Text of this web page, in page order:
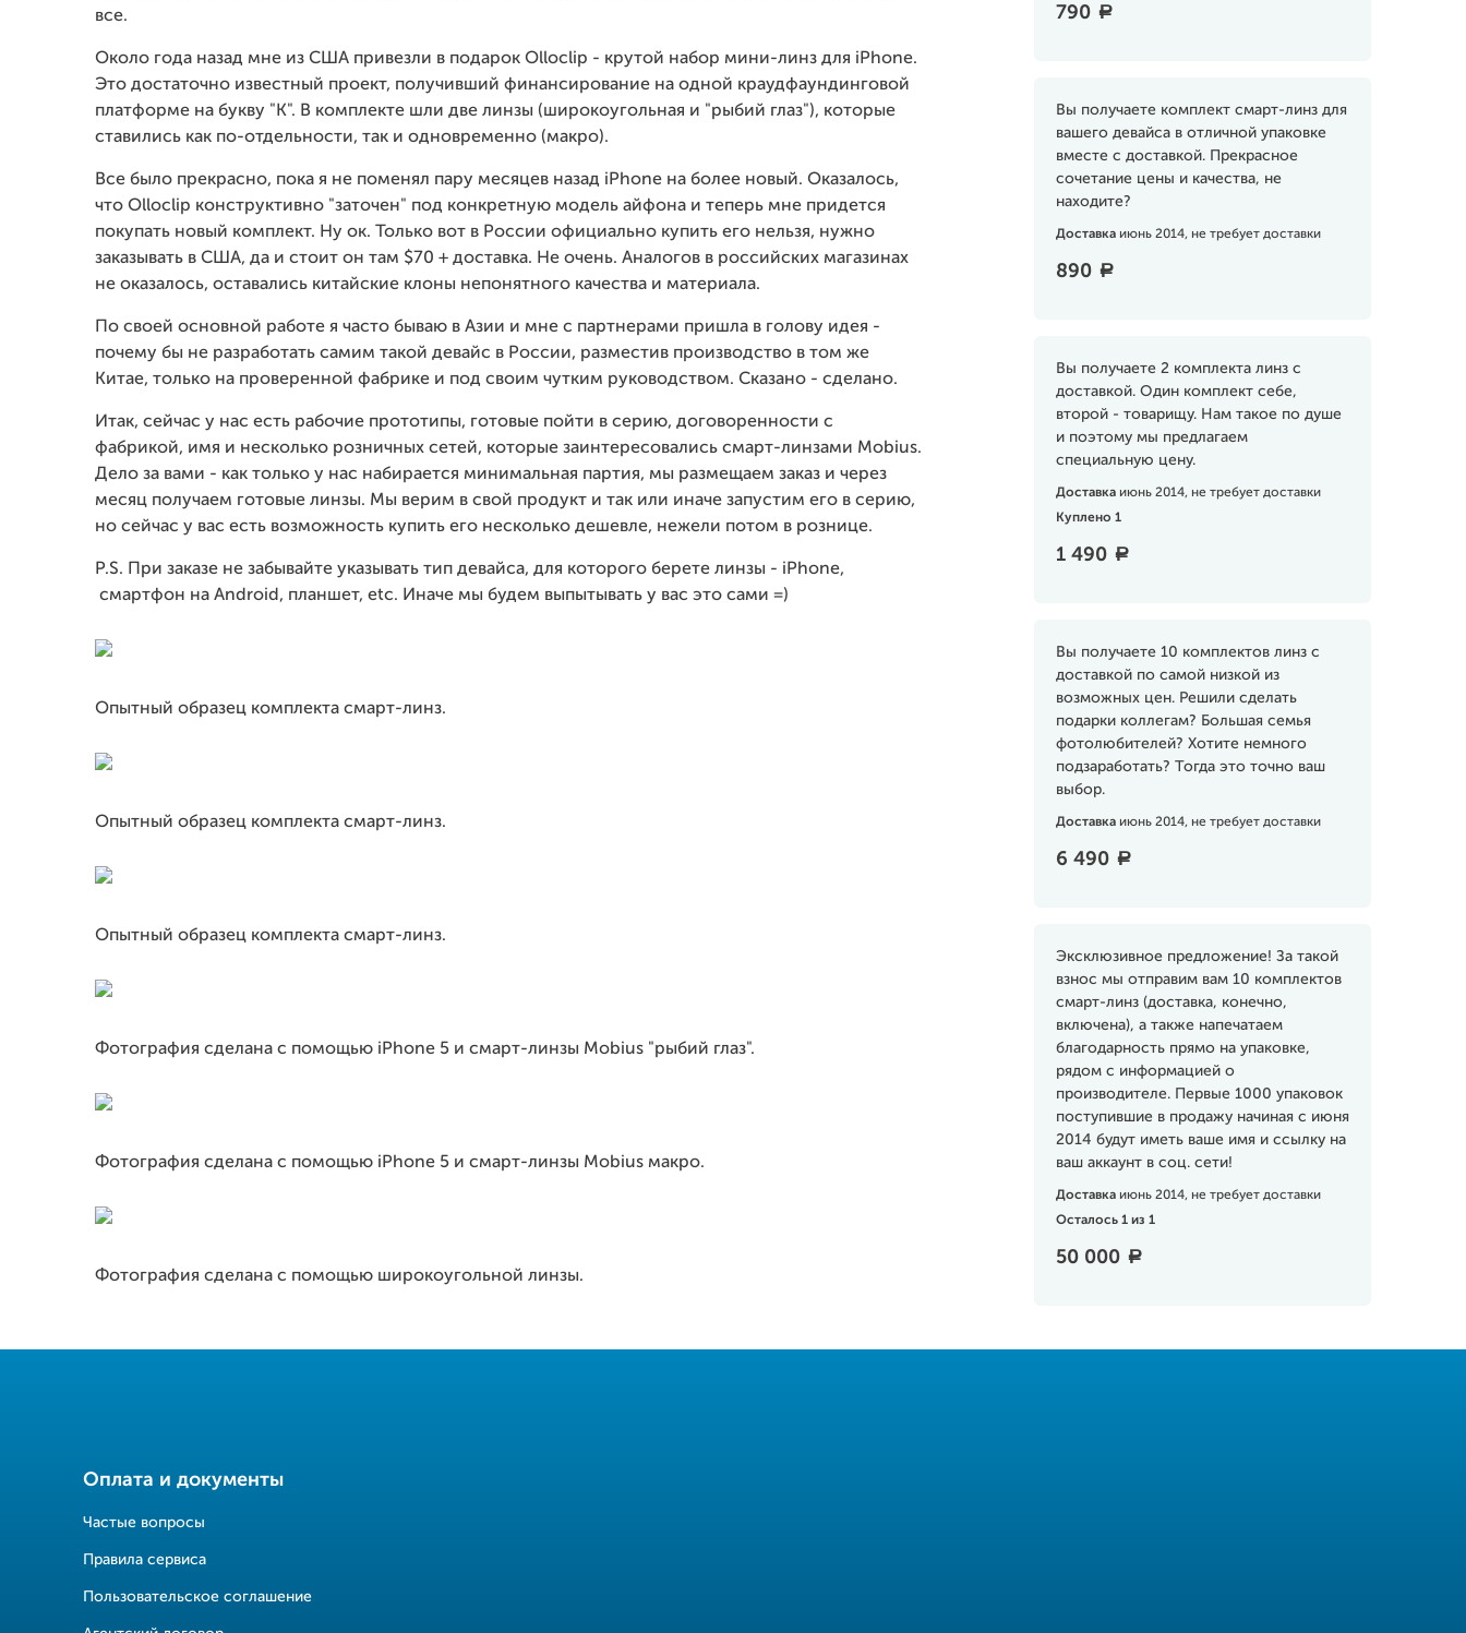
790 a
Вы получаете комплект смарт-линз для
вашего девайса в отличной упаковке
вместе с доставкой. Прекрасное
сочетание цены и качества, не
находите?
Доставка июнь 2014, не требует доставки
890 a
Вы получаете 2 комплекта линз с
доставкой. Один комплект себе,
второй - товарищу. Нам такое по душе
и поэтому мы предлагаем
специальную цену.
Доставка июнь 2014, не требует доставки
Куплено 1
1 490 a
Вы получаете 10 комплектов линз с
доставкой по самой низкой из
возможных цен. Решили сделать
подарки коллегам? Большая семья
фотолюбителей? Хотите немного
подзаработать? Тогда это точно ваш
выбор.
Доставка июнь 2014, не требует доставки
6 490 a
Эксклюзивное предложение! За такой
взнос мы отправим вам 10 комплектов
смарт-линз (доставка, конечно,
включена), а также напечатаем
благодарность прямо на упаковке,
рядом с информацией о
производителе. Первые 1000 упаковок
поступившие в продажу начиная с июня
2014 будут иметь ваше имя и ссылку на
ваш аккаунт в соц. сети!
Доставка июнь 2014, не требует доставки
Осталось 1 из 1
50 000 a
все.
Около года назад мне из США привезли в подарок Olloclip - крутой набор мини-линз для iPhone.
Это достаточно известный проект, получивший финансирование на одной краудфаундинговой
платформе на букву "К". В комплекте шли две линзы (широкоугольная и "рыбий глаз"), которые
ставились как по-отдельности, так и одновременно (макро).
Все было прекрасно, пока я не поменял пару месяцев назад iPhone на более новый. Оказалось,
что Olloclip конструктивно "заточен" под конкретную модель айфона и теперь мне придется
покупать новый комплект. Ну ок. Только вот в России официально купить его нельзя, нужно
заказывать в США, да и стоит он там $70 + доставка. Не очень. Аналогов в российских магазинах
не оказалось, оставались китайские клоны непонятного качества и материала.
По своей основной работе я часто бываю в Азии и мне с партнерами пришла в голову идея -
почему бы не разработать самим такой девайс в России, разместив производство в том же
Китае, только на проверенной фабрике и под своим чутким руководством. Сказано - сделано.
Итак, сейчас у нас есть рабочие прототипы, готовые пойти в серию, договоренности с
фабрикой, имя и несколько розничных сетей, которые заинтересовались смарт-линзами Mobius.
Дело за вами - как только у нас набирается минимальная партия, мы размещаем заказ и через
месяц получаем готовые линзы. Мы верим в свой продукт и так или иначе запустим его в серию,
но сейчас у вас есть возможность купить его несколько дешевле, нежели потом в рознице.
P.S. При заказе не забывайте указывать тип девайса, для которого берете линзы - iPhone,
смартфон на Android, планшет, etc. Иначе мы будем выпытывать у вас это сами =)
Опытный образец комплекта смарт-линз.
Опытный образец комплекта смарт-линз.
Опытный образец комплекта смарт-линз.
Фотография сделана с помощью iPhone 5 и смарт-линзы Mobius "рыбий глаз".
Фотография сделана с помощью iPhone 5 и смарт-линзы Mobius макро.
Фотография сделана с помощью широкоугольной линзы.
Оплата и документы
Частые вопросы
Правила сервиса
Пользовательское соглашение